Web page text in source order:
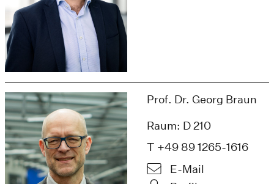
Prof. Dr. Georg Braun
Raum: D 210
T +49 89 1265-1616
E-Mail